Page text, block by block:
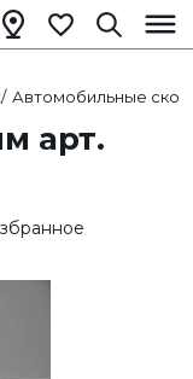
/ Автомобильные
арт.